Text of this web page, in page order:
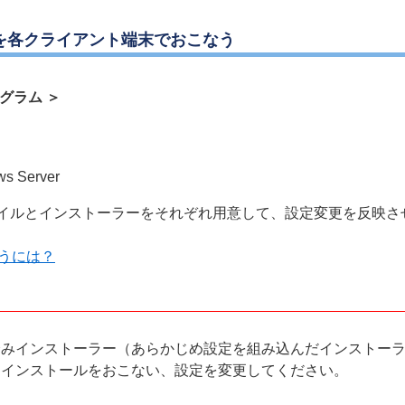
クライアント端末でおこなう
ラム ＞
Server
とインストーラーをそれぞれ用意して、設定変更を反映
には？
インストーラー（あらかじめ設定を組み込んだインストー
ンストールをおこない、設定を変更してください。